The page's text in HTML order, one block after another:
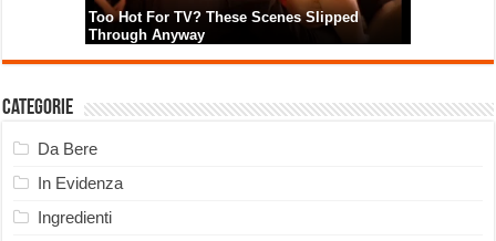
Categorie
Da Bere
In Evidenza
Ingredienti